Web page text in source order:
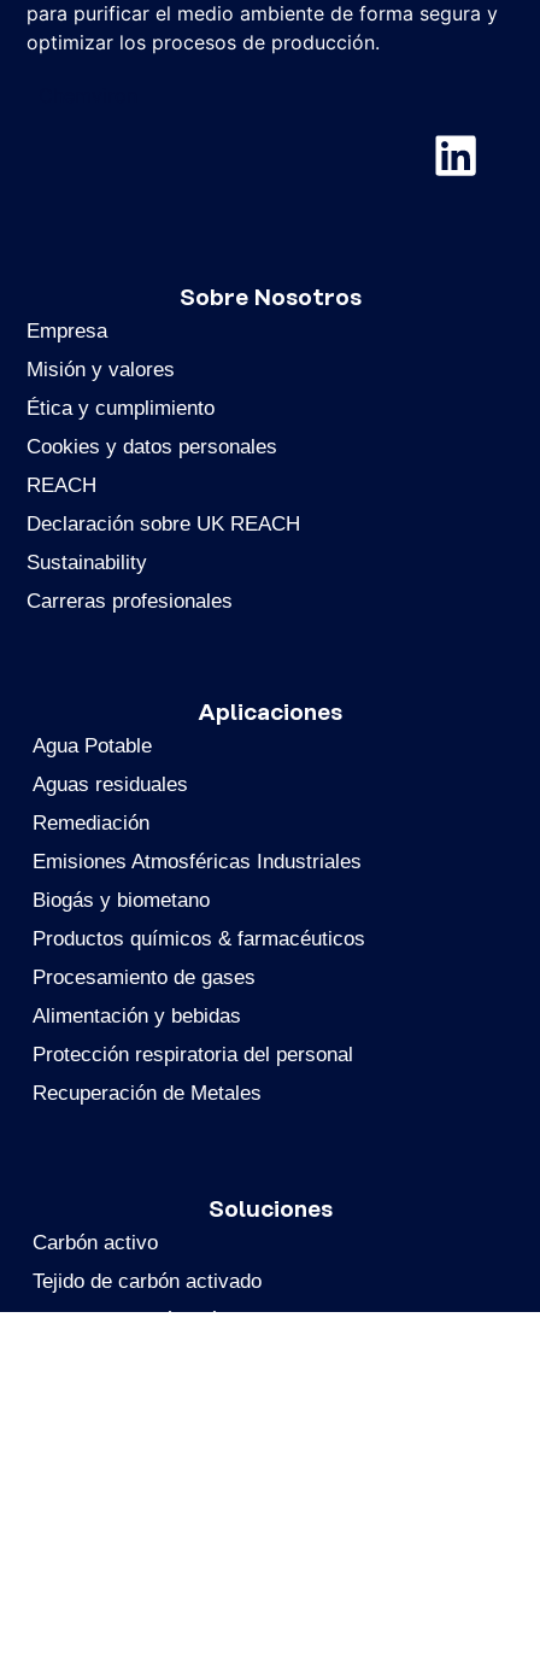
para purificar el medio ambiente de forma segura y
optimizar los procesos de producción.
Sobre Nosotros
Empresa
Misión y valores
Ética y cumplimiento
Cookies y datos personales
REACH
Declaración sobre UK REACH
Sustainability
Carreras profesionales
Aplicaciones
Agua Potable
Aguas residuales
Remediación
Emisiones Atmosféricas Industriales
Biogás y biometano
Productos químicos & farmacéuticos
Procesamiento de gases
Alimentación y bebidas
Protección respiratoria del personal
Recuperación de Metales
Soluciones
Carbón activo
Tejido de carbón activado